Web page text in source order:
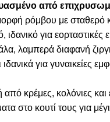
από
ρόμβου με
ιδανικό για εορταστικές
λαμπερά διαφανή
ιδανικά για γυναικείες
από κρέμες, κολόνιες
στο κουτί τους για